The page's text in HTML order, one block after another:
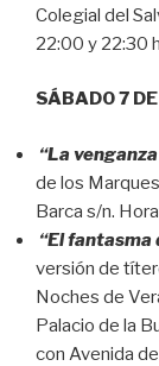
Colegial del
22:00 y 22:30
SÁBADO 7
“La
de los
Barca s/n.
“El fantasma
versión de
Noches de
Palacio de la
con Avenida